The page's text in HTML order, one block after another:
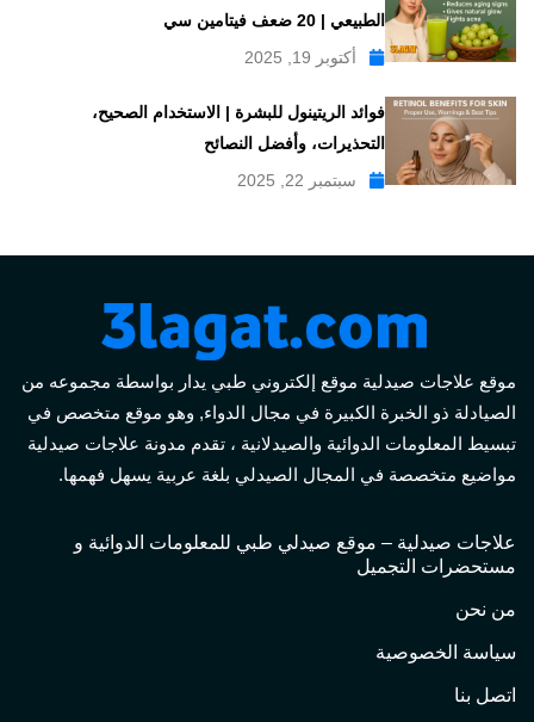
الطبيعي | 20 ضعف فيتامين سي
أكتوبر 19, 2025
فوائد الريتينول للبشرة | الاستخدام الصحيح،
التحذيرات، وأفضل النصائح
سبتمبر 22, 2025
موقع علاجات صيدلية موقع إلكتروني طبي يدار بواسطة مجموعه من
الصيادلة ذو الخبرة الكبيرة في مجال الدواء, وهو موقع متخصص في
تبسيط المعلومات الدوائية والصيدلانية ، تقدم مدونة علاجات صيدلية
مواضيع متخصصة في المجال الصيدلي بلغة عربية يسهل فهمها.
علاجات صيدلية – موقع صيدلي طبي للمعلومات الدوائية و
مستحضرات التجميل
من نحن
سياسة الخصوصية
اتصل بنا